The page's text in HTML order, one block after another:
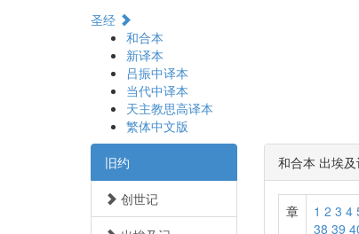
圣经
和合本
新译本
吕振中译本
当代中译本
天主教思高译本
繁体中文版
旧约
创世记
和合本 出埃
章 1 2 3 4
38 39